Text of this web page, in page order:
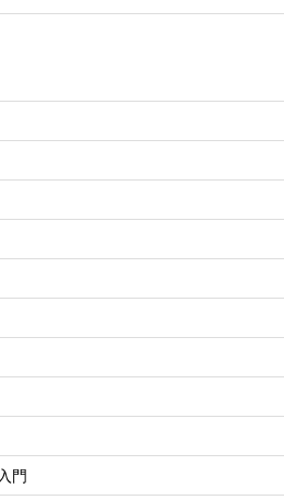
タム入門